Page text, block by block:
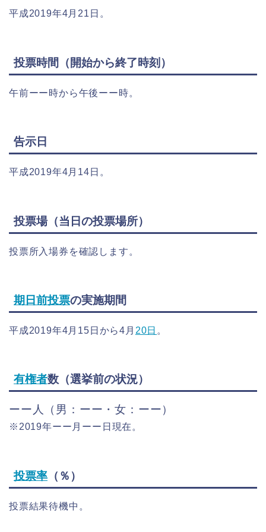
平成2019年4月21日。
投票時間（開始から終了時刻）
午前ーー時から午後ーー時。
告示日
平成2019年4月14日。
投票場（当日の投票場所）
投票所入場券を確認します。
期日前投票の実施期間
平成2019年4月15日から4月 20日 。
有権者数（選挙前の状況）
ーー人（男：ーー・女：ーー）
※2019年ーー月ーー日現在。
投票率 （％）
投票結果待機中。